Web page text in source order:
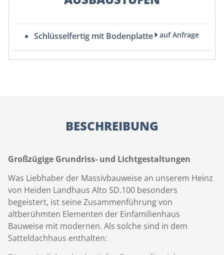
Schlüsselfertig mit Bodenplatte auf Anfrage
BESCHREIBUNG
Großzügige Grundriss- und Lichtgestaltungen
Was Liebhaber der Massivbauweise an unserem Heinz
von Heiden Landhaus Alto SD.100 besonders
begeistert, ist seine Zusammenführung von
altberühmten Elementen der Einfamilienhaus
Bauweise mit modernen. Als solche sind in dem
Satteldachhaus enthalten: